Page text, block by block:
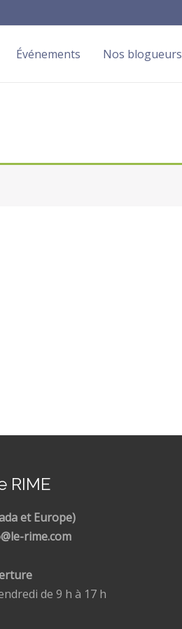
Événements Nos blogueurs
RIME
et Europe)
rime.com
de 9 h à 17 h